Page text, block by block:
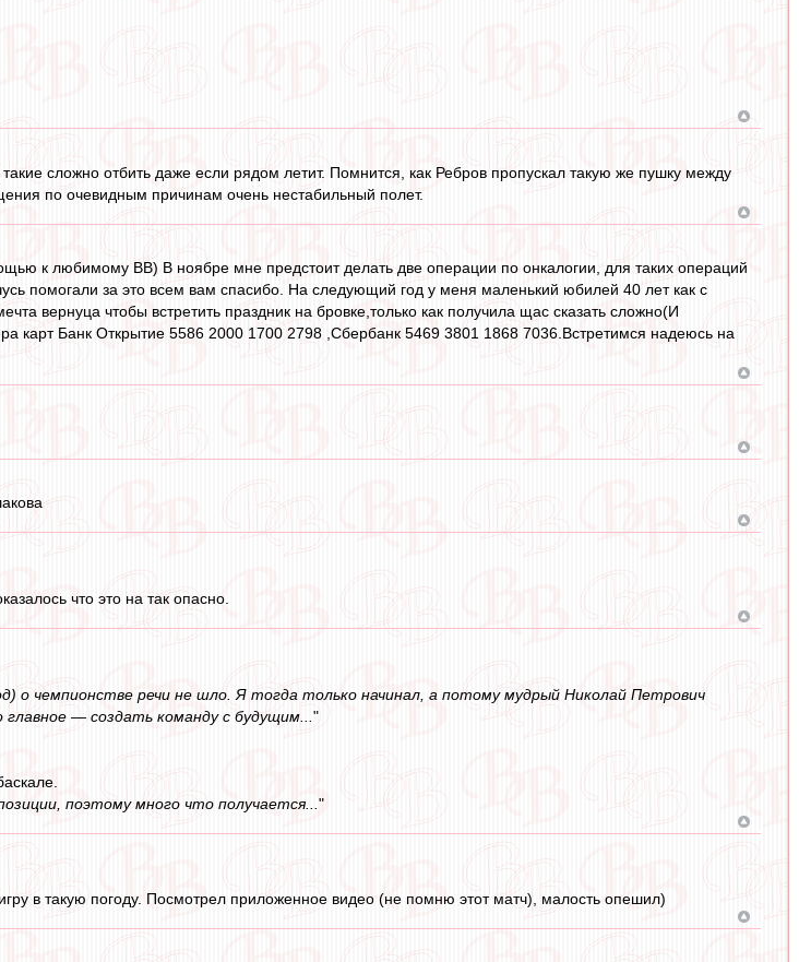
сложно отбить даже если рядом летит. Помнится, как Ребров пропускал такую же пушку между
по очевидным причинам очень нестабильный полет.
к любимому ВВ) В ноябре мне предстоит делать две операции по онкалогии, для таких операций
помогали за это всем вам спасибо. На следующий год у меня маленький юбилей 40 лет как с
вернуца чтобы встретить праздник на бровке,только как получила щас сказать сложно(И
карт Банк Открытие 5586 2000 1700 2798 ,Сбербанк 5469 3801 1868 7036.Встретимся надеюсь на
что это на так опасно.
о чемпионстве речи не шло. Я тогда только начинал, а потому мудрый Николай Петрович
— создать команду с будущим... "
поэтому много что получается... "
в такую погоду. Посмотрел приложенное видео (не помню этот матч), малость опешил)